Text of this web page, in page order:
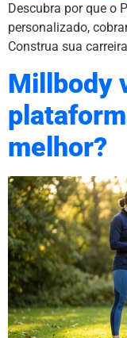
Descubra por que o
personalizado,
Construa sua
Millbody
melhor?